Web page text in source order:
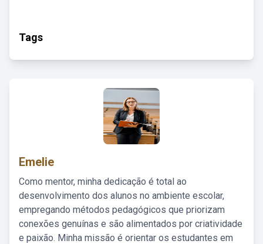
Tags
Emelie
Como mentor, minha dedicação é total ao
desenvolvimento dos alunos no ambiente escolar,
empregando métodos pedagógicos que priorizam
conexões genuínas e são alimentados por criatividade
e paixão. Minha missão é orientar os estudantes em